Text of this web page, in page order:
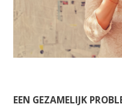
EEN GEZAMELIJK